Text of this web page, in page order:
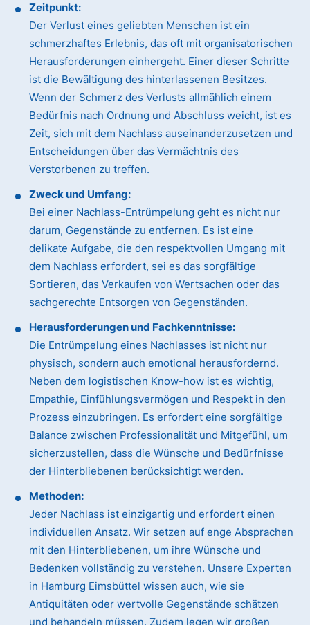
Zeitpunkt:
Der Verlust eines geliebten Menschen ist ein
schmerzhaftes Erlebnis, das oft mit organisatorischen
Herausforderungen einhergeht. Einer dieser Schritte
ist die Bewältigung des hinterlassenen Besitzes.
Wenn der Schmerz des Verlusts allmählich einem
Bedürfnis nach Ordnung und Abschluss weicht, ist es
Zeit, sich mit dem Nachlass auseinanderzusetzen und
Entscheidungen über das Vermächtnis des
Verstorbenen zu treffen.
Zweck und Umfang:
Bei einer Nachlass-Entrümpelung geht es nicht nur
darum, Gegenstände zu entfernen. Es ist eine
delikate Aufgabe, die den respektvollen Umgang mit
dem Nachlass erfordert, sei es das sorgfältige
Sortieren, das Verkaufen von Wertsachen oder das
sachgerechte Entsorgen von Gegenständen.
Herausforderungen und Fachkenntnisse:
Die Entrümpelung eines Nachlasses ist nicht nur
physisch, sondern auch emotional herausfordernd.
Neben dem logistischen Know-how ist es wichtig,
Empathie, Einfühlungsvermögen und Respekt in den
Prozess einzubringen. Es erfordert eine sorgfältige
Balance zwischen Professionalität und Mitgefühl, um
sicherzustellen, dass die Wünsche und Bedürfnisse
der Hinterbliebenen berücksichtigt werden.
Methoden:
Jeder Nachlass ist einzigartig und erfordert einen
individuellen Ansatz. Wir setzen auf enge Absprachen
mit den Hinterbliebenen, um ihre Wünsche und
Bedenken vollständig zu verstehen. Unsere Experten
in Hamburg Eimsbüttel wissen auch, wie sie
Antiquitäten oder wertvolle Gegenstände schätzen
und behandeln müssen. Zudem legen wir großen